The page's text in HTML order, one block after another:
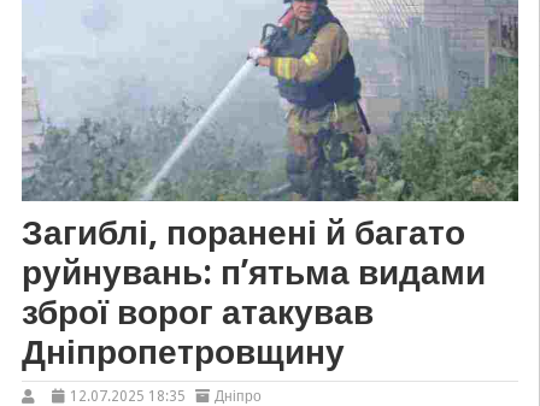
Загиблі, поранені й багато
руйнувань: п’ятьма видами
зброї ворог атакував
Дніпропетровщину
12.07.2025 18:35 Дніпро